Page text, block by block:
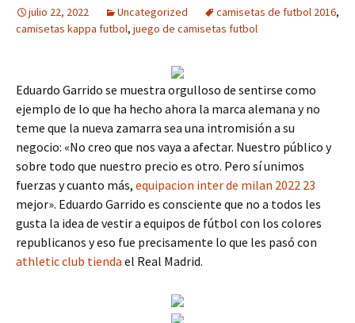
julio 22, 2022 Uncategorized camisetas de futbol 2016,
camisetas kappa futbol, juego de camisetas futbol
Eduardo Garrido se muestra orgulloso de sentirse como
ejemplo de lo que ha hecho ahora la marca alemana y no
teme que la nueva zamarra sea una intromisión a su
negocio: «No creo que nos vaya a afectar. Nuestro público y
sobre todo que nuestro precio es otro. Pero sí unimos
fuerzas y cuanto más, equipacion inter de milan 2022 23
mejor». Eduardo Garrido es consciente que no a todos les
gusta la idea de vestir a equipos de fútbol con los colores
republicanos y eso fue precisamente lo que les pasó con
athletic club tienda el Real Madrid.